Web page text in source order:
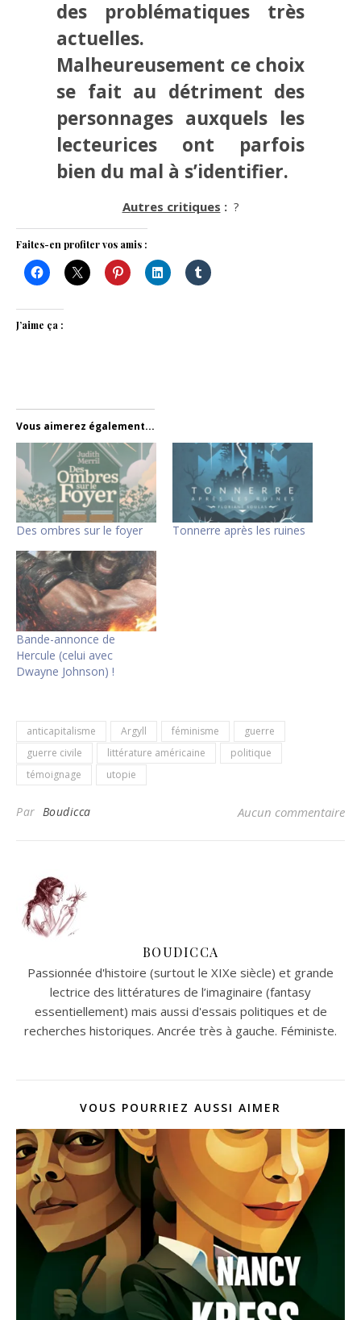
des problématiques très
actuelles.
Malheureusement ce choix
se fait au détriment des
personnages auxquels les
lecteurices ont parfois
bien du mal à s’identifier.
Autres critiques : ?
Faites-en profiter vos amis :
J’aime ça :
Vous aimerez également...
Des ombres sur le foyer Tonnerre après les ruines
Bande-annonce de
Hercule (celui avec
Dwayne Johnson) !
anticapitalisme Argyll féminisme
guerre
guerre civile
littérature américaine
politique
témoignage
utopie
Par Boudicca Aucun commentaire
BOUDICCA
Passionnée d'histoire (surtout le XIXe siècle) et grande
lectrice des littératures de l’imaginaire (fantasy
essentiellement) mais aussi d'essais politiques et de
recherches historiques. Ancrée très à gauche. Féministe.
VOUS POURRIEZ AUSSI AIMER